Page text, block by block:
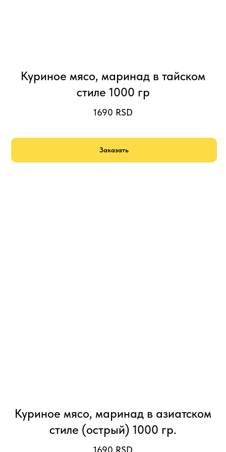
Куриное мясо, маринад в тайском
стиле 1000 гр
1690 RSD
Заказать
Куриное мясо, маринад в азиатском
стиле (острый) 1000 гр.
1690 RSD